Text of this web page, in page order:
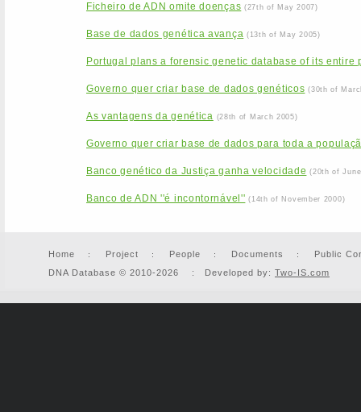
Ficheiro de ADN omite doenças (27th of May 2007)
Base de dados genética avança (13th of May 2005)
Portugal plans a forensic genetic database of its entire
Governo quer criar base de dados genéticos (30th of
As vantagens da genética (28th of March 2005)
Governo quer criar base de dados para toda a
Banco genético da Justiça ganha velocidade (20th of
Banco de ADN ''é incontornável'' (14th of November 2000)
Home Project People Documents
Public
DNA Database © 2010-2026 : Developed by: Two-IS.com